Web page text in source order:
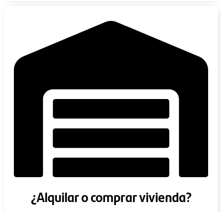
¿Alquilar o comprar vivienda?